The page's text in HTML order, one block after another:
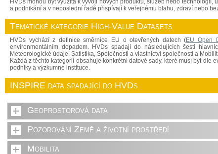
HVDs mohou být využita k vývoji nových produktů, služeb nebo
a podnikání a v neposlední řadě přispívají k veřejnému blahu, zdraví nebo
Tematické kategorie High-Value Datasets
HVDs vychází z definice směrnice EU o otevřených datech (EU Open
environmentálním dopadem. HVDs spadají do následujících šesti
Meteorologické údaje, Satistika, Společnosti a vlastnictví společností a
Každá z těchto kategorií obsahuje konkrétní datové sady, které musí být
podniky a výzkumné instituce.
INSPIRE data spadající do HVDs
Geoprostorová data
Pozorování Země a životní prostředí
Mobilita